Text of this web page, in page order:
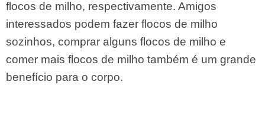
flocos de milho, respectivamente. Amigos
interessados ​​podem fazer flocos de milho
sozinhos, comprar alguns flocos de milho e
comer mais flocos de milho também é um grande
benefício para o corpo.